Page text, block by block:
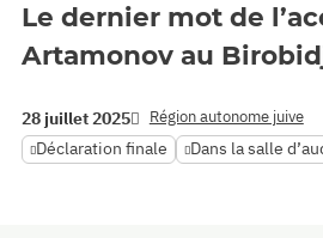
Le dernier mot de
Artamonov au
28 juillet 2025 Région autonome juive
Déclaration finale Dans la salle